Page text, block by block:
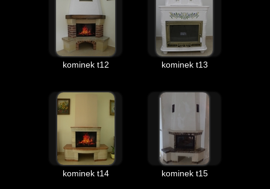
kominek t12 kominek t13
kominek t14 kominek t15